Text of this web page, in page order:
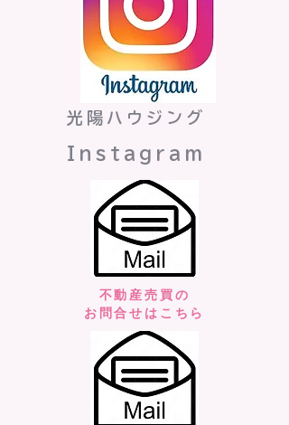
光陽ハウジング
​Instagram
不動産売買の
​お問合せはこちら